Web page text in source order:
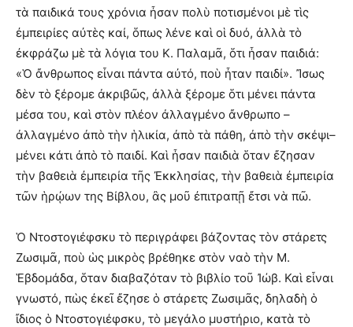
τὰ παιδικά τους χρόνια ἦσαν πολὺ ποτισμένοι μὲ τὶς
ἐμπειρίες αὐτὲς καί, ὅπως λένε καὶ οἱ δυό, ἀλλὰ τὸ
ἐκφράζω μὲ τὰ λόγια του Κ. Παλαμᾶ, ὅτι ἦσαν παιδιά:
«Ὁ ἄνθρωπος εἶναι πάντα αὐτό, ποὺ ἦταν παιδί». Ἴσως
δὲν τὸ ξέρομε ἀκριβῶς, ἀλλὰ ξέρομε ὅτι μένει πάντα
μέσα του, καὶ στὸν πλέον ἀλλαγμένο ἄνθρωπο –
ἀλλαγμένο ἀπὸ τὴν ἡλικία, ἀπὸ τὰ πάθη, ἀπὸ τὴν σκέψι–
μένει κάτι ἀπὸ τὸ παιδί. Καὶ ἦσαν παιδιὰ ὅταν ἔζησαν
τὴν βαθειὰ ἐμπειρία τῆς Ἐκκλησίας, τὴν βαθειὰ ἐμπειρία
τῶν ἡρῴων της Βίβλου, ἂς μοῦ ἐπιτραπῇ ἔτσι νὰ πῶ.
Ὁ Ντοστογιέφσκυ τὸ περιγράφει βάζοντας τὸν στάρετς
Ζωσιμᾶ, ποὺ ὡς μικρὸς βρέθηκε στὸν ναὸ τὴν Μ.
Ἑβδομάδα, ὅταν διαβαζόταν τὸ βιβλίο τοῦ Ἰώβ. Καὶ εἶναι
γνωστό, πὼς ἐκεῖ ἔζησε ὁ στάρετς Ζωσιμᾶς, δηλαδὴ ὁ
ἴδιος ὁ Ντοστογιέφσκυ, τὸ μεγάλο μυστήριο, κατὰ τὸ